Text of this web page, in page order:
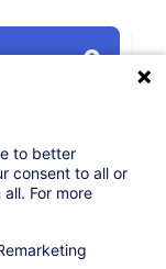
to better
consent to all or
For more